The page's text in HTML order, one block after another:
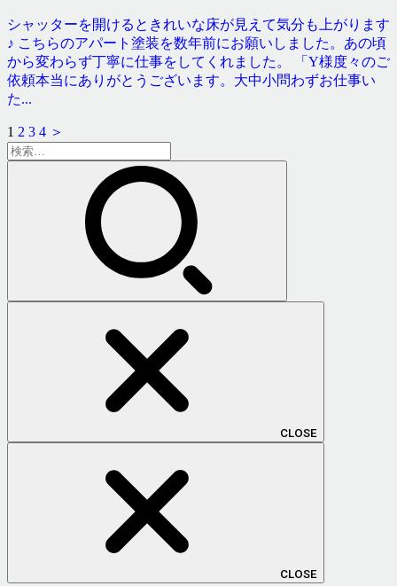
シャッターを開けるときれいな床が見えて気分も上がります
♪ こちらのアパート塗装を数年前にお願いしました。あの頃
から変わらず丁寧に仕事をしてくれました。 「Y様度々のご
依頼本当にありがとうございます。大中小問わずお仕事い
た...
1 2 3 4 ＞
検
索:
CLOSE
CLOSE